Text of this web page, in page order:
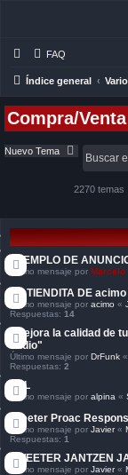
FAQ
Índice general
Compra/Venta
Nuevo Tema
2270 temas
EJEMPLO DE
Último mensaje por Marcelo
LA TIENDITA DE acimo
Último mensaje por acimo «
Respuestas: 14
"Mejora la calidad de
audio"
Último mensaje por DrFunk «
Respuestas: 2
JBL
Último mensaje por alpina «
tweeter Proac
Último mensaje por Javier«
Respuestas: 1
TWEETER JANTZEN
Último mensaje por Javier«